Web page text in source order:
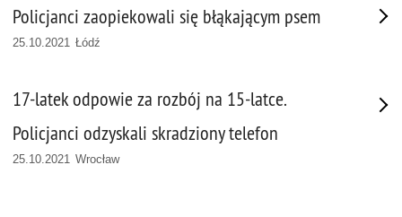
Policjanci zaopiekowali się błąkającym psem
25.10.2021 Łódź
17-latek odpowie za rozbój na 15-latce.
Policjanci odzyskali skradziony telefon
25.10.2021 Wrocław